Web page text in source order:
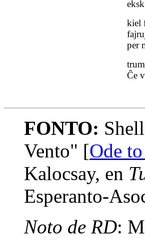
kiel
per
Ĉe
FONTO:
Vento" [Ode
Kalocsay, en
Esperanto-
Noto de RD: